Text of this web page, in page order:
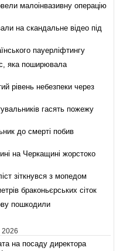
малоінвазивну операцію
на скандальне відео під
пауерліфтингу
яка поширювала
рівень небезпеки через
гасять пожежу
до смерті побив
на Черкащині жорстоко
зіткнувся з мопедом
браконьєрських сіток
пошкодили
2026
на посаду директора